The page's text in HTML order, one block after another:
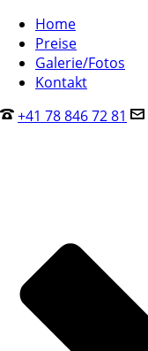
Home
Preise
Galerie/Fotos
Kontakt
+41 78 846 72 81